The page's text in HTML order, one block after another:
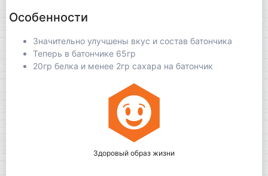
Особенности
Значительно улучшены вкус и состав батончика
Теперь в батончике 65гр
20гр белка и менее 2гр сахара на батончик
Здоровый образ жизни